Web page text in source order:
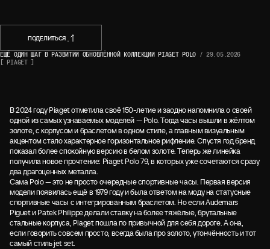
ЕЩЁ ОДИН ШАГ В РАЗВИТИИ ОБНОВЛЁННОЙ КОЛЛЕКЦИИ PIAGET POLO / 29.05.2026
[ PIAGET ]
ПОДЕЛИТЬСЯ
ПОДЕЛИТЬСЯ
В 2024 году Piaget отметила своё 150-летие и заодно напомнила о своей
одной из самых узнаваемых моделей — Polo. Тогда часы вышли в жёлтом
золоте, с корпусом и браслетом в одном стиле, а главным визуальным
акцентом стало характерное горизонтальное рифление. Спустя год бренд
показал более спокойную версию в белом золоте. Теперь же линейка
получила новое прочтение: Piaget Polo 79, в которых уже сочетаются сразу
два драгоценных металла.
Сама Polo — это не просто очередные спортивные часы. Первая версия
модели появилась ещё в 1979 году и была ответом на моду на статусные
спортивные часы с интегрированным браслетом. Но если Audemars
Piguet и Patek Philippe делали ставку на более тяжёлые, брутальные
стальные корпуса, Piaget пошла по привычной для себя дороге. А она,
если говорить совсем просто, всегда была про золото, утончённость и тот
самый стиль jet set.